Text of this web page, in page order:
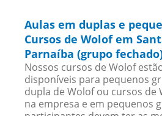
Aulas em duplas e
Cursos de Wolof em
Parnaíba (grupo
Nossos cursos de Wolof
disponíveis para pequenos
dupla de Wolof ou cursos de
na empresa e em pequenos